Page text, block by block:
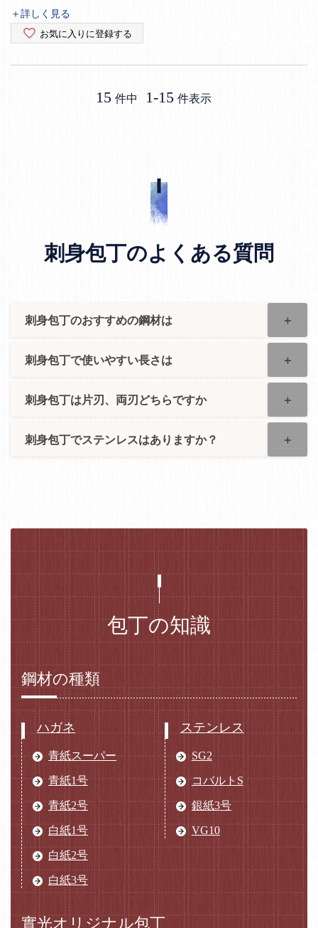
＋詳しく見る
お気に入りに登録する
15 件中 1-15 件表示
刺身包丁のよくある質問
刺身包丁のおすすめの鋼材は
刺身包丁で使いやすい長さは
刺身包丁は片刃、両刃どちらですか
刺身包丁でステンレスはありますか？
包丁の知識
鋼材の種類
ハガネ
青紙スーパー
青紙1号
青紙2号
白紙1号
白紙2号
白紙3号
ステンレス
SG2
コバルトS
銀紙3号
VG10
實光オリジナル包丁